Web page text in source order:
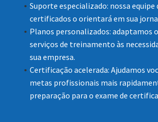
Suporte especializado: nossa equipe
certificados o orientará em sua
Planos personalizados: adaptamos
serviços de treinamento às
sua empresa.
Certificação acelerada: Ajudamos
metas profissionais mais
preparação para o exame de